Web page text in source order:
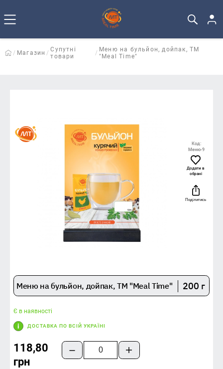
Магазин
Супутні
товари
Меню на бульйон, дойпак, TM
"Meal Time"
Код:
Меню-9
Додати в
обрані
Поділитись
Меню на бульйон, дойпак, TM "Meal Time" 200 г
Є в наявності
ДОСТАВКА ПО ВСІЙ УКРАЇНІ
118,80
грн